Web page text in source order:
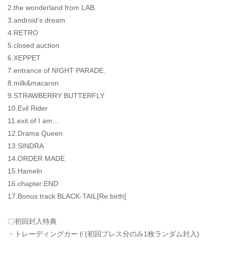
2.the wonderland from LAB.
3.android's dream
4.RETRO
5.closed auction
6.XEPPET
7.entrance of NIGHT PARADE.
8.milk&macaron
9.STRAWBERRY BUTTERFLY
10.Evil Rider
11.exit of I am...
12.Drama Queen
13.SINDRA
14.ORDER MADE
15.Hameln
16.chapter:END
17.Bonus track BLACK-TAIL[Re:birth]
〇初回封入特典
・トレーディングカード(初回プレス分のみ1枚ランダム封入)